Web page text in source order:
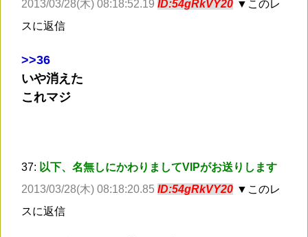
2013/03/28(木) 08:18:52.19 ID:54gRkVY20 ▼このレ
スに返信
>>36
いや消えた
これマジ
37: 以下、名無しにかわりましてVIPがお送りします
2013/03/28(木) 08:18:20.85 ID:54gRkVY20 ▼このレ
スに返信